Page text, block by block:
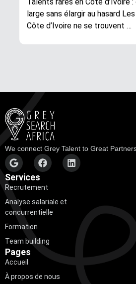
large sans élargir au hasard
Côte d’Ivoire ne se trouvent …
We connect Grey Talent to Great
Pages
Accueil
À propos de nous
Services
Recrutement
Analyse salariale et
concurrentielle
Formation
Team building